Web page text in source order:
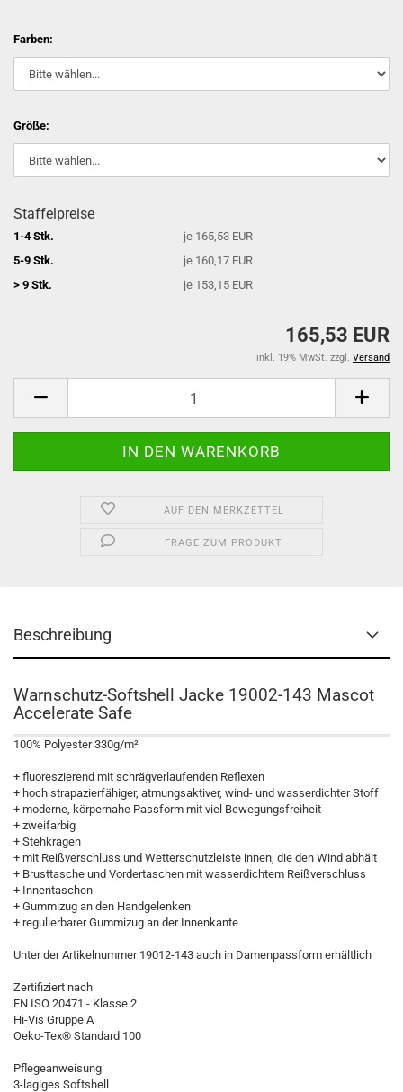
Farben:
Größe:
Staffelpreise
1-4 Stk.
je 165,53 EUR
5-9 Stk.
je 160,17 EUR
> 9 Stk.
je 153,15 EUR
165,53 EUR
inkl. 19% MwSt. zzgl. Versand
AUF DEN MERKZETTEL
FRAGE ZUM PRODUKT
Beschreibung
Warnschutz-Softshell Jacke 19002-143 Mascot
Accelerate Safe
100% Polyester 330g/m²
+ fluoreszierend mit schrägverlaufenden Reflexen
+ hoch strapazierfähiger, atmungsaktiver, wind- und wasserdichter Stoff
+ moderne, körpernahe Passform mit viel Bewegungsfreiheit
+ zweifarbig
+ Stehkragen
+ mit Reißverschluss und Wetterschutzleiste innen, die den Wind abhält
+ Brusttasche und Vordertaschen mit wasserdichtem Reißverschluss
+ Innentaschen
+ Gummizug an den Handgelenken
+ regulierbarer Gummizug an der Innenkante
Unter der Artikelnummer 19012-143 auch in Damenpassform erhältlich
Zertifiziert nach
EN ISO 20471 - Klasse 2
Hi-Vis Gruppe A
Oeko-Tex® Standard 100
Pflegeanweisung
3-lagiges Softshell